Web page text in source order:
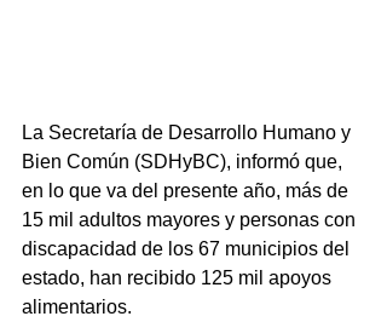
La Secretaría de Desarrollo Humano y
Bien Común (SDHyBC), informó que,
en lo que va del presente año, más de
15 mil adultos mayores y personas con
discapacidad de los 67 municipios del
estado, han recibido 125 mil apoyos
alimentarios.